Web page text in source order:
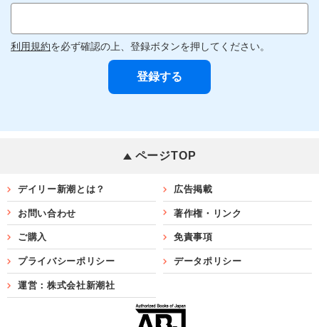
利用規約を必ず確認の上、登録ボタンを押してください。
ページTOP
デイリー新潮とは？ 広告掲載
お問い合わせ 著作権・リンク
ご購入 免責事項
プライバシーポリシー データポリシー
運営：株式会社新潮社